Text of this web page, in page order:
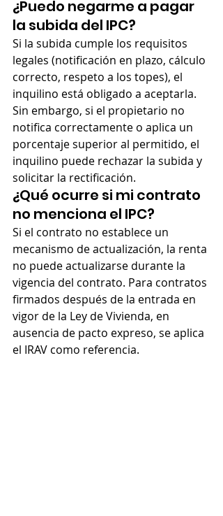
¿Puedo negarme a pagar
la subida del IPC?
Si la subida cumple los requisitos
legales (notificación en plazo, cálculo
correcto, respeto a los topes), el
inquilino está obligado a aceptarla.
Sin embargo, si el propietario no
notifica correctamente o aplica un
porcentaje superior al permitido, el
inquilino puede rechazar la subida y
solicitar la rectificación.
¿Qué ocurre si mi contrato
no menciona el IPC?
Si el contrato no establece un
mecanismo de actualización, la renta
no puede actualizarse durante la
vigencia del contrato. Para contratos
firmados después de la entrada en
vigor de la Ley de Vivienda, en
ausencia de pacto expreso, se aplica
el IRAV como referencia.